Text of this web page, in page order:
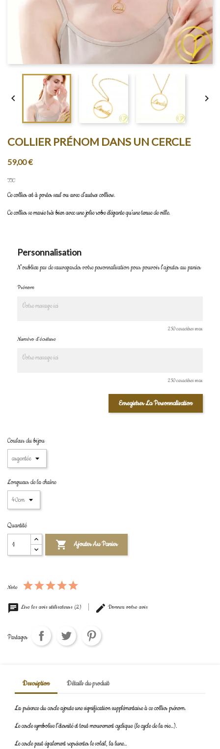
 
COLLIER PRÉNOM DANS UN CERCLE
59,00 €
TTC
Ce collier est à porter seul ou avec d’autres colliers.
Ce collier se marie très bien avec une jolie robe élégante qu’une tenue de ville.
Personnalisation
N'oubliez pas de sauvegarder votre personnalisation pour pouvoir l'ajouter au panier
Prénom
250 caractères max
Numéro d'écriture
250 caractères max
Enregistrer La Personnalisation
Couleur du bijou
Longueur de la chaîne
Quantité
 Ajouter Au Panier
Note
Lire les avis utilisateurs (2) Donnez votre avis
Partager
Description Détails du produit
La présence du cercle ajoute une signification supplémentaire à ce collier prénom.
Le cercle symbolise l’éternité et tout mouvement cyclique (le cycle de la vie…).
Le cercle peut également représenter le soleil, la lune…